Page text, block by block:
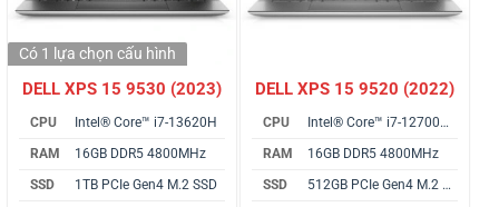
DELL XPS 15 9530 (2023)
CPU
Intel® Core™ i7-13620H
RAM
16GB DDR5 4800MHz
SSD
1TB PCIe Gen4 M.2 SSD
Có 1 lựa chọn cấu hình
DELL XPS 15 9520 (2022)
CPU
Intel® Core™ i7-12700H vPro
RAM
16GB DDR5 4800MHz
SSD
512GB PCIe Gen4 M.2 SSD